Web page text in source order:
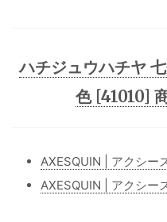
ハチジュウハチヤ
色 [41010]
AXESQUIN | アクシー
AXESQUIN | アクシー